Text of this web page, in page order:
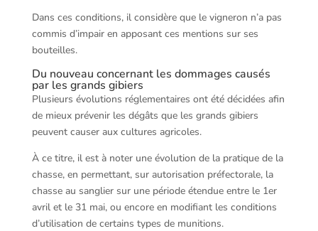
Dans ces conditions, il considère que le vigneron n’a pas
commis d’impair en apposant ces mentions sur ses
bouteilles.
Du nouveau concernant les dommages causés
par les grands gibiers
Plusieurs évolutions réglementaires ont été décidées afin
de mieux prévenir les dégâts que les grands gibiers
peuvent causer aux cultures agricoles.
À ce titre, il est à noter une évolution de la pratique de la
chasse, en permettant, sur autorisation préfectorale, la
chasse au sanglier sur une période étendue entre le 1er
avril et le 31 mai, ou encore en modifiant les conditions
d’utilisation de certains types de munitions.